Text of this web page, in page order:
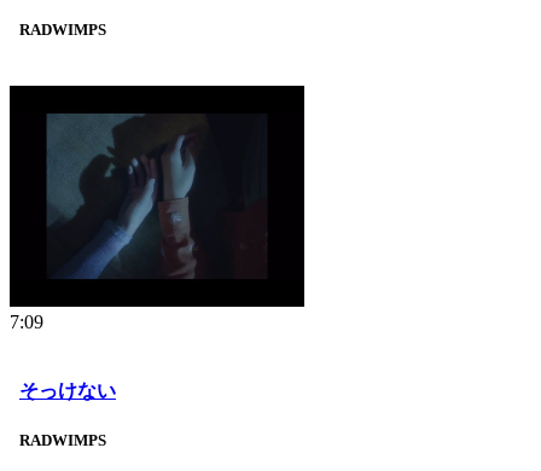
RADWIMPS
7:09
そっけない
RADWIMPS